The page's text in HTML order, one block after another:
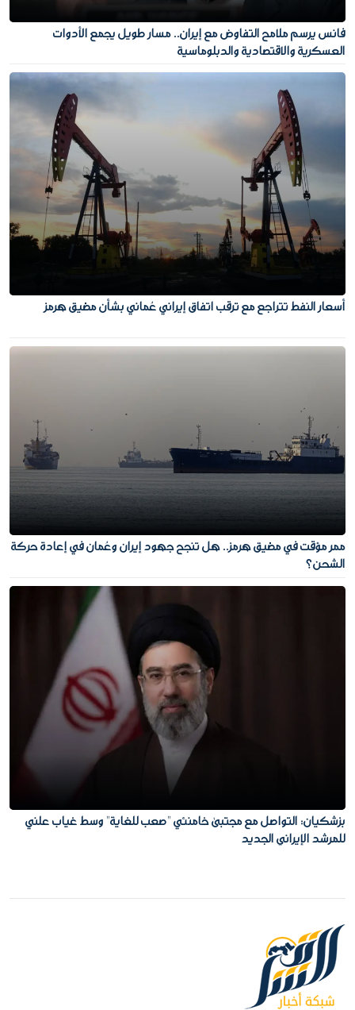
فانس يرسم ملامح التفاوض مع إيران.. مسار طويل يجمع الأدوات
العسكرية والاقتصادية والدبلوماسية
أسعار النفط تتراجع مع ترقب اتفاق إيراني عُماني بشأن مضيق هرمز
ممر مؤقت في مضيق هرمز.. هل تنجح جهود إيران وعُمان في إعادة حركة
الشحن؟
بزشكيان: التواصل مع مجتبى خامنئي "صعب للغاية" وسط غياب علني
للمرشد الإيراني الجديد